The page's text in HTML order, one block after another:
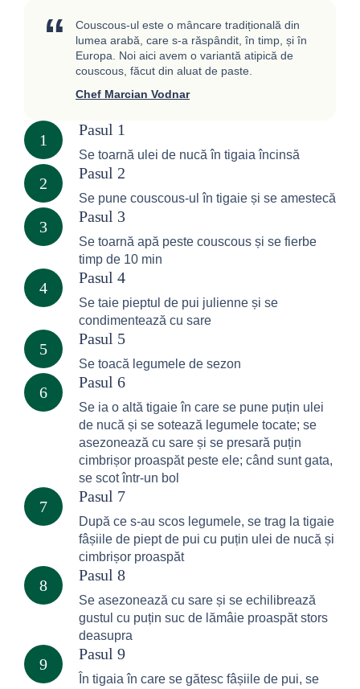
“
Couscous-ul este o mâncare tradițională din
lumea arabă, care s-a răspândit, în timp, și în
Europa. Noi aici avem o variantă atipică de
couscous, făcut din aluat de paste.
Chef Marcian Vodnar
1
Pasul 1
Se toarnă ulei de nucă în tigaia încinsă
2
Pasul 2
Se pune couscous-ul în tigaie și se amestecă
3
Pasul 3
Se toarnă apă peste couscous și se fierbe
timp de 10 min
4
Pasul 4
Se taie pieptul de pui julienne și se
condimentează cu sare
5
Pasul 5
Se toacă legumele de sezon
6
Pasul 6
Se ia o altă tigaie în care se pune puțin ulei
de nucă și se sotează legumele tocate; se
asezonează cu sare și se presară puțin
cimbrișor proaspăt peste ele; când sunt gata,
se scot într-un bol
7
Pasul 7
După ce s-au scos legumele, se trag la tigaie
fâșiile de piept de pui cu puțin ulei de nucă și
cimbrișor proaspăt
8
Pasul 8
Se asezonează cu sare și se echilibrează
gustul cu puțin suc de lămâie proaspăt stors
deasupra
9
Pasul 9
În tigaia în care se gătesc fâșiile de pui, se